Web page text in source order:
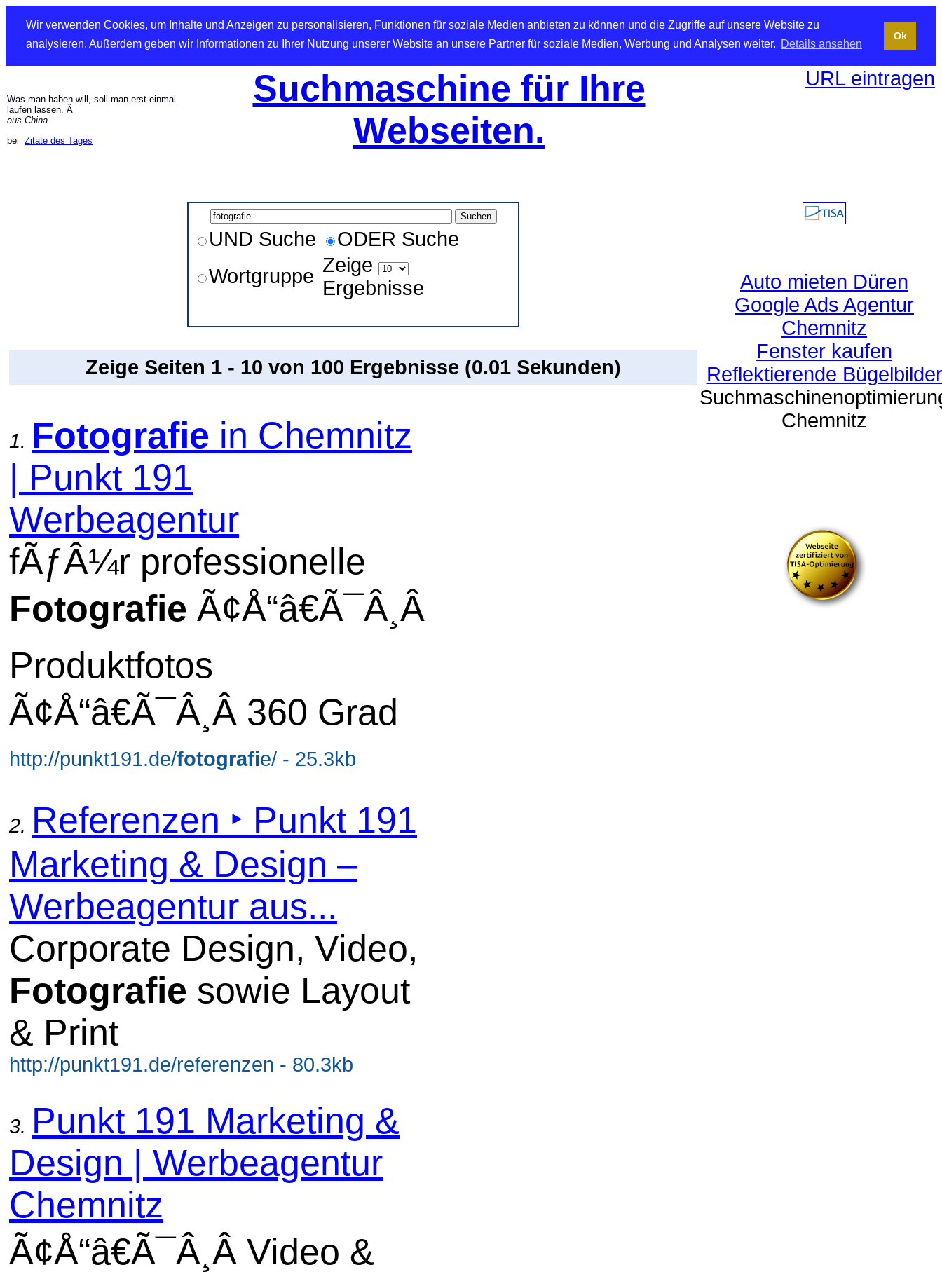
Wir verwenden Cookies, um Inhalte und Anzeigen zu personalisieren, Funktionen für soziale Medien anbieten zu können und die Zugriffe auf unsere Website zu
analysieren. Außerdem geben wir Informationen zu Ihrer Nutzung unserer Website an unsere Partner für soziale Medien, Werbung und Analysen weiter. Details ansehen
Ok
Was man haben will, soll man erst einmal
laufen lassen. Â
aus China
bei Zitate des Tages
Suchmaschine für Ihre
Webseiten.
URL eintragen
UND Suche
ODER Suche
Wortgruppe Zeige
Ergebnisse
Zeige Seiten 1 - 10 von 100 Ergebnisse (0.01 Sekunden)
1. Fotografie in Chemnitz
| Punkt 191
Werbeagentur
fÃƒÂ¼r professionelle
Fotografie Ã¢Å“â€Ã¯Â¸Â
Produktfotos
Ã¢Å“â€Ã¯Â¸Â 360 Grad
http://punkt191.de/fotografie/ - 25.3kb
2. Referenzen ‣ Punkt 191
Marketing & Design –
Werbeagentur aus...
Corporate Design, Video,
Fotografie sowie Layout
& Print
http://punkt191.de/referenzen - 80.3kb
3. Punkt 191 Marketing &
Design | Werbeagentur
Chemnitz
Ã¢Å“â€Ã¯Â¸Â Video &
Auto mieten Düren
Google Ads Agentur
Chemnitz
Fenster kaufen
Reflektierende Bügelbilder
Chemnitz